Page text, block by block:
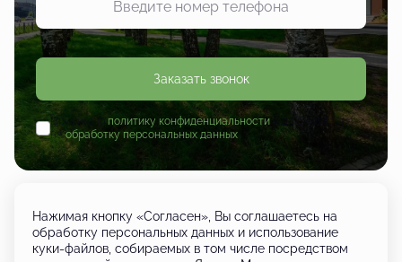
Заказать звонок
Принимаю политику конфиденциальностии даю согласие
наобработку персональных данных
+7 (833) 249-01-01
Нажимая кнопку «Согласен», Вы соглашаетесь на
обработку персональных данных и использование
куки-файлов, собираемых в том числе посредством